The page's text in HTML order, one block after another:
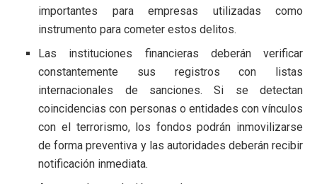
importantes para empresas utilizadas como
instrumento para cometer estos delitos.
Las instituciones financieras deberán verificar
constantemente sus registros con listas
internacionales de sanciones. Si se detectan
coincidencias con personas o entidades con vínculos
con el terrorismo, los fondos podrán inmovilizarse
de forma preventiva y las autoridades deberán recibir
notificación inmediata.